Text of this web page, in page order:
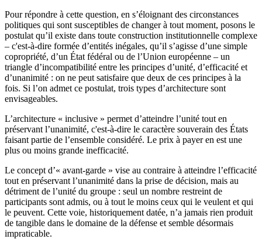
Pour répondre à cette question, en s’éloignant des circonstances
politiques qui sont susceptibles de changer à tout moment, posons le
postulat qu’il existe dans toute construction institutionnelle complexe
– c'est-à-dire formée d’entités inégales, qu’il s’agisse d’une simple
copropriété, d’un État fédéral ou de l’Union européenne – un
triangle d’incompatibilité entre les principes d’unité, d’efficacité et
d’unanimité : on ne peut satisfaire que deux de ces principes à la
fois. Si l’on admet ce postulat, trois types d’architecture sont
envisageables.
L’architecture « inclusive » permet d’atteindre l’unité tout en
préservant l’unanimité, c'est-à-dire le caractère souverain des États
faisant partie de l’ensemble considéré. Le prix à payer en est une
plus ou moins grande inefficacité.
Le concept d’« avant-garde » vise au contraire à atteindre l’efficacité
tout en préservant l’unanimité dans la prise de décision, mais au
détriment de l’unité du groupe : seul un nombre restreint de
participants sont admis, ou à tout le moins ceux qui le veulent et qui
le peuvent. Cette voie, historiquement datée, n’a jamais rien produit
de tangible dans le domaine de la défense et semble désormais
impraticable.